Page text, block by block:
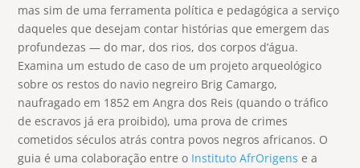
mas sim de uma ferramenta política e pedagógica a serviço
daqueles que desejam contar histórias que emergem das
profundezas — do mar, dos rios, dos corpos d’água.
Examina um estudo de caso de um projeto arqueológico
sobre os restos do navio negreiro Brig Camargo,
naufragado em 1852 em Angra dos Reis (quando o tráfico
de escravos já era proibido), uma prova de crimes
cometidos séculos atrás contra povos negros africanos. O
guia é uma colaboração entre o Instituto AfrOrigens e a